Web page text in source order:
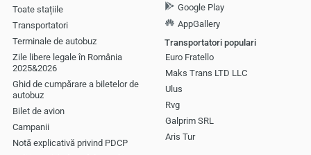
Toate stațiile
Transportatori
Terminale de autobuz
Zile libere legale în România
2025&2026
Ghid de cumpărare a biletelor de
autobuz
Bilet de avion
Campanii
Notă explicativă privind PDCP
Google Play
AppGallery
Transportatori populari
Euro Fratello
Maks Trans LTD LLC
Ulus
Rvg
Galprim SRL
Aris Tur